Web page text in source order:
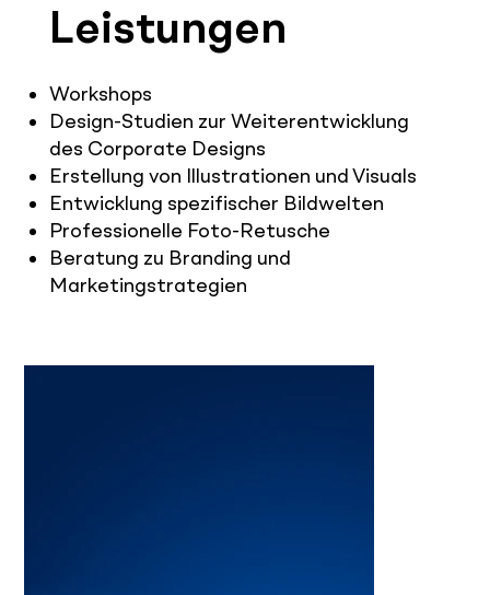
Leistungen
Workshops
Design-Studien zur Weiterentwicklung
des Corporate Designs
Erstellung von Illustrationen und Visuals
Entwicklung spezifischer Bildwelten
Professionelle Foto-Retusche
Beratung zu Branding und
Marketingstrategien